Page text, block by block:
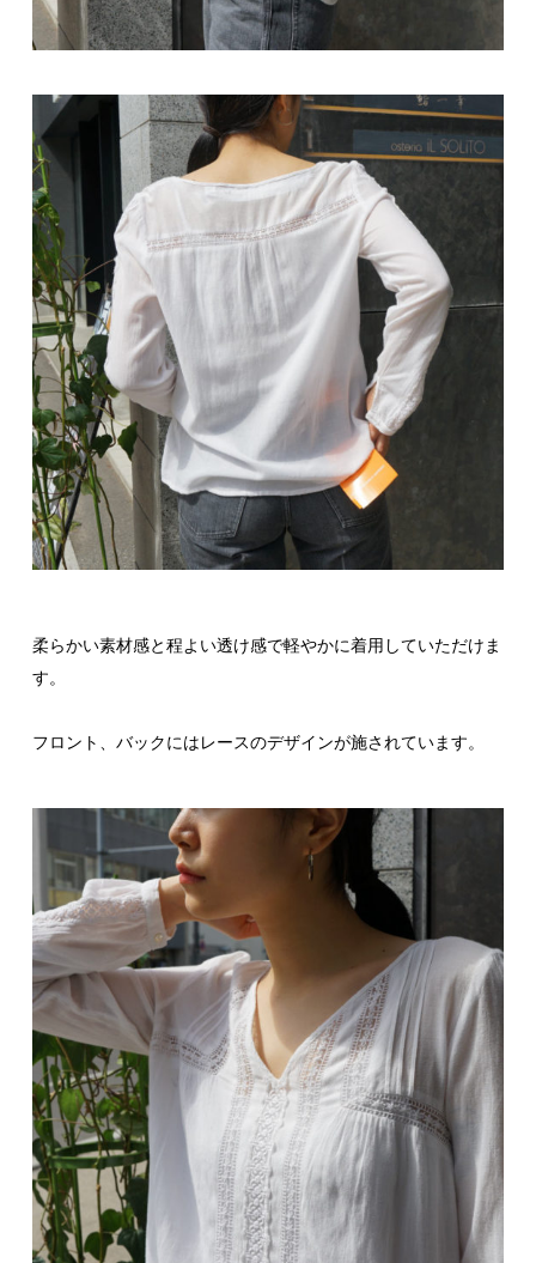
柔らかい素材感と程よい透け感で軽やかに着用していただけま
す。
フロント、バックにはレースのデザインが施されています。